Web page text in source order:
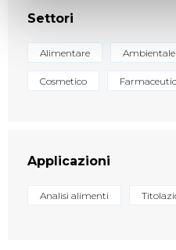
Settori
Alimentare Ambientale
Cosmetico
Applicazioni
Analisi alimenti